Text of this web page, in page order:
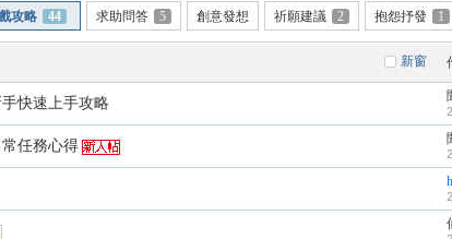
攻略 44 求助問答 5 創意發想 祈願建議 2 抱怨抒發 1
新窗
手快速上手攻略
常任務心得